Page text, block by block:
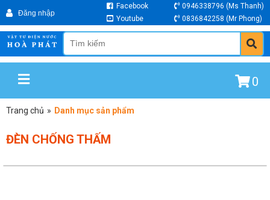
Facebook
Youtube
0946338796 (Ms Thanh)
0836842258 (Mr Phong)
0
Trang chủ » Danh mục sản phẩm
ĐÈN CHỐNG THẤM